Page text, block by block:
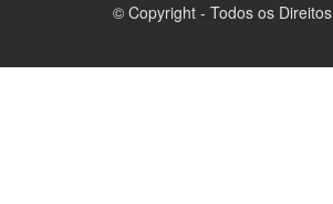
© Copyright - Todos os